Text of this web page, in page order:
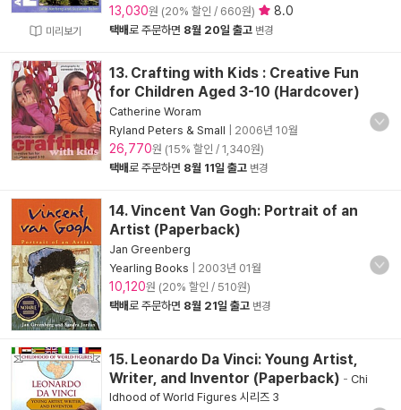
미리보기
13,030원 (20% 할인 / 660원) 8.0
택배로 주문하면 8월 20일 출고 변경
13. Crafting with Kids : Creative Fun
for Children Aged 3-10 (Hardcover)
Catherine Woram
Ryland Peters & Small
2006년 10월
26,770원 (15% 할인 / 1,340원)
택배로 주문하면 8월 11일 출고 변경
14. Vincent Van Gogh: Portrait of an
Artist (Paperback)
Jan Greenberg
Yearling Books
2003년 01월
10,120원 (20% 할인 / 510원)
택배로 주문하면 8월 21일 출고 변경
15. Leonardo Da Vinci: Young Artist,
Writer, and Inventor (Paperback) - Chi
ldhood of World Figures 시리즈 3